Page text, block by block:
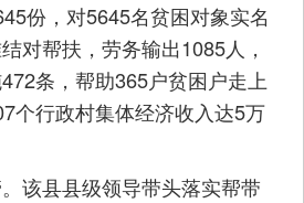
份，对5645名贫困对象实名
对帮扶，劳务输出1085人，
条，帮助365户贫困户走上
个行政村集体经济收入达5万
县县级领导带头落实帮带